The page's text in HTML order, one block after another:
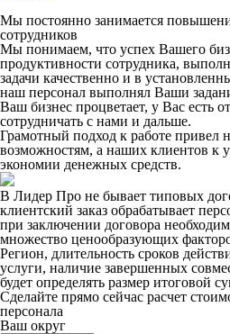
Мы постоянно занимается
сотрудников
Мы понимаем, что успех Вашего
продуктивности сотрудника,
задачи качественно и в
наш персонал выполнял Ваши
Ваш бизнес процветает, у Вас есть
сотрудничать с нами и дальше.
Грамотный подход к работе
возможностям, а наших клиентов к
экономии денежных средств.
В Лидер Про не бывает типовых
клиентский заказ обрабатывает
при заключении договора
множество ценообразующих
Регион, длительность сроков
услуги, наличие завершенных
будет определять размер итоговой
Сделайте прямо сейчас расчет
персонала
Ваш округ